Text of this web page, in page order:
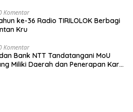
Komentar
ke-36 Radio TIRILOLOK Berbagi
Kru
Komentar
Bank NTT Tandatangani MoU
Miliki Daerah dan Penerapan Kartu